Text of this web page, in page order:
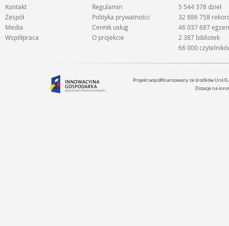
Kontakt
Zespół
Media
Współpraca
Regulamin
Polityka prywatności
Cennik usług
O projekcie
5 544 378 dzieł
32 886 758
46 037 687
2 387 bibliotek
66 000
Projekt współfinansowany ze środków Unii
Dotacje na